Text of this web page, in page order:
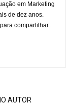
em Marketing
de dez anos.
compartilhar
AUTOR